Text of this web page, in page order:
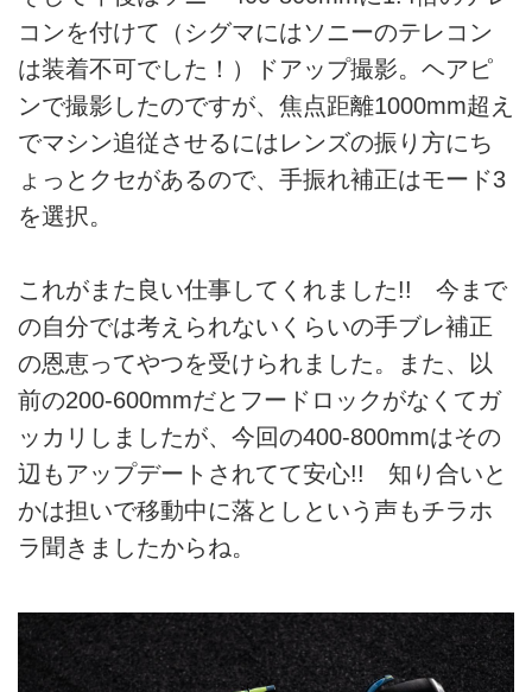
コンを付けて（シグマにはソニーのテレコン
は装着不可でした！）ドアップ撮影。ヘアピ
ンで撮影したのですが、焦点距離1000mm超え
でマシン追従させるにはレンズの振り方にち
ょっとクセがあるので、手振れ補正はモード3
を選択。
これがまた良い仕事してくれました!! 今まで
の自分では考えられないくらいの手ブレ補正
の恩恵ってやつを受けられました。また、以
前の200-600mmだとフードロックがなくてガ
ッカリしましたが、今回の400-800mmはその
辺もアップデートされてて安心!! 知り合いと
かは担いで移動中に落としという声もチラホ
ラ聞きましたからね。